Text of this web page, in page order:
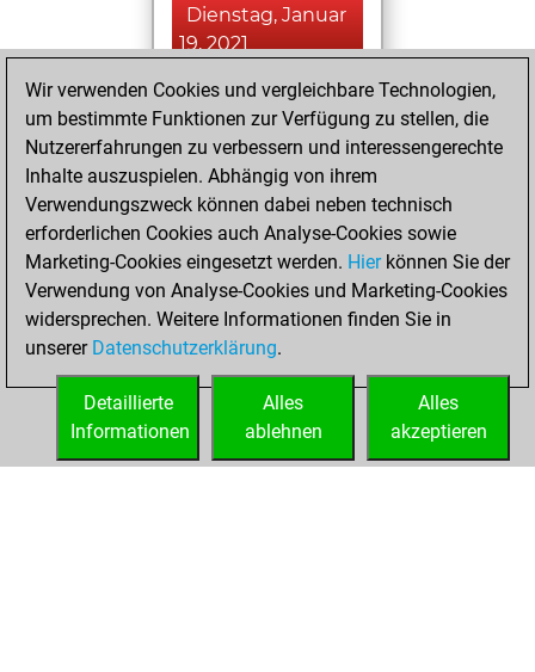
Dienstag, Januar
19, 2021
You achieved a
BeautyScore of 1
Fritz
achieved a new Elo
of 1594
Dienstag, Januar
12, 2021
You created
your Fritz account
Wir verwenden Cookies und vergleichbare Technologien,
um bestimmte Funktionen zur Verfügung zu stellen, die
Nutzererfahrungen zu verbessern und interessengerechte
Inhalte auszuspielen. Abhängig von ihrem
Verwendungszweck können dabei neben technisch
erforderlichen Cookies auch Analyse-Cookies sowie
Marketing-Cookies eingesetzt werden. Hierkönnen Sie der
Verwendung von Analyse-Cookies und Marketing-Cookies
widersprechen. Weitere Informationen finden Sie in
unserer Datenschutzerklärung.
Alles
akzeptieren
Alles
ablehnen
Detaillierte
Informationen